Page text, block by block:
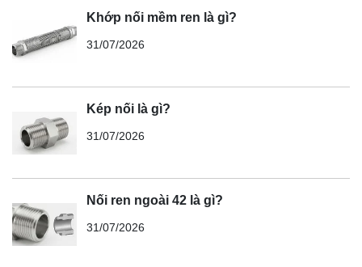
Khớp nối mềm ren là gì?
31/07/2026
Kép nối là gì?
31/07/2026
Nối ren ngoài 42 là gì?
31/07/2026